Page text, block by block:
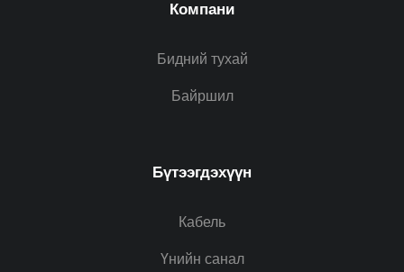
Компани
Бидний тухай
Байршил
Бүтээгдэхүүн
Кабель
Үнийн санал